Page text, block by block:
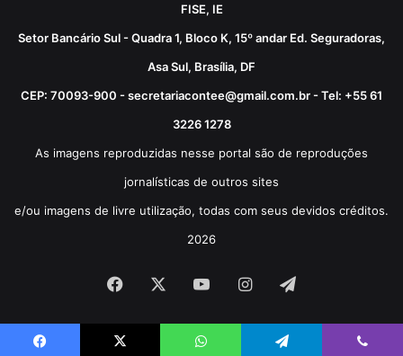
FISE, IE
Setor Bancário Sul - Quadra 1, Bloco K, 15º andar Ed. Seguradoras,
Asa Sul, Brasília, DF
CEP: 70093-900 - secretariacontee@gmail.com.br - Tel: +55 61
3226 1278
As imagens reproduzidas nesse portal são de reproduções
jornalísticas de outros sites
e/ou imagens de livre utilização, todas com seus devidos créditos.
2026
Facebook YouTubeInstagram